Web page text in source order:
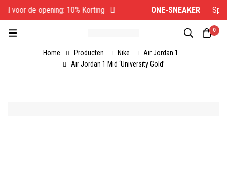
voor de opening: 10% Korting ONE-SNEAKER
0
Home Producten Nike
Air Jordan 1
Air Jordan 1 Mid ‘University Gold’